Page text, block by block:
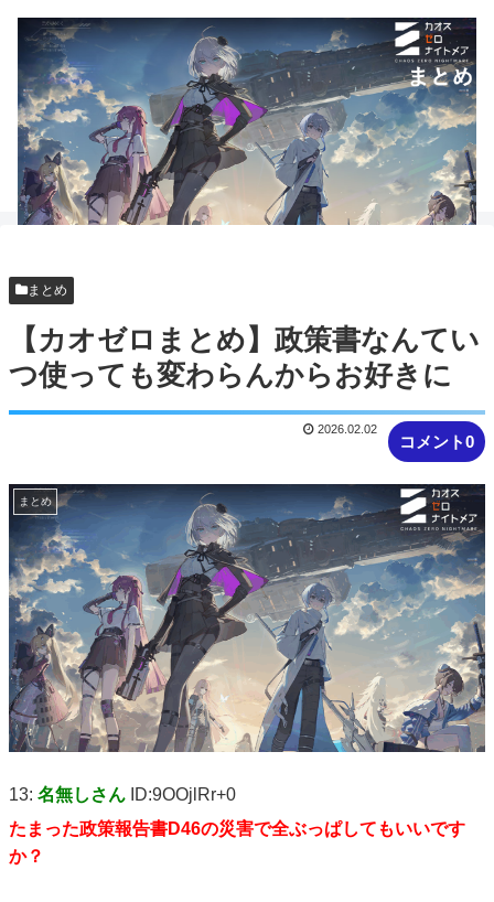
まとめ
【カオゼロまとめ】政策書なんてい
つ使っても変わらんからお好きに
コメント0
2026.02.02
まとめ
13: 名無しさん ID:9OOjlRr+0
たまった政策報告書D46の災害で全ぶっぱしてもいいです
か？